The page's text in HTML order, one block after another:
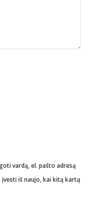
vardą, el. pašto adresą
iš naujo, kai kitą kartą